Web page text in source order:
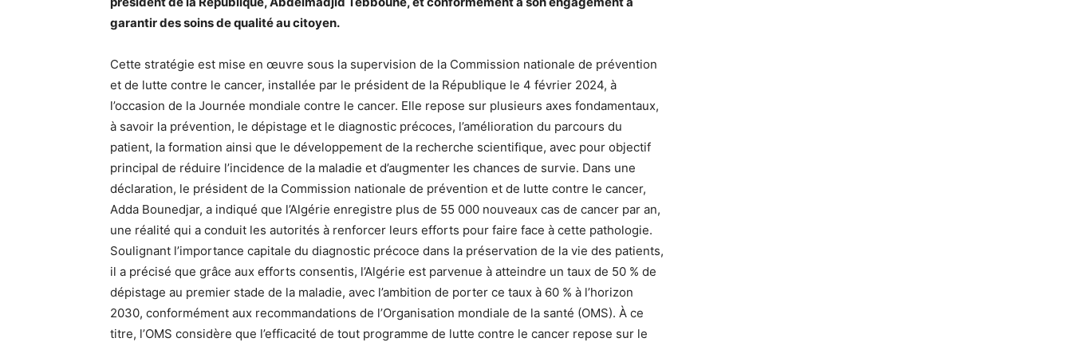
garantir des soins de qualité au citoyen.
Cette stratégie est mise en œuvre sous la supervision de la Commission nationale de prévention
et de lutte contre le cancer, installée par le président de la République le 4 février 2024, à
l’occasion de la Journée mondiale contre le cancer. Elle repose sur plusieurs axes fondamentaux,
à savoir la prévention, le dépistage et le diagnostic précoces, l’amélioration du parcours du
patient, la formation ainsi que le développement de la recherche scientifique, avec pour objectif
principal de réduire l’incidence de la maladie et d’augmenter les chances de survie. Dans une
déclaration, le président de la Commission nationale de prévention et de lutte contre le cancer,
Adda Bounedjar, a indiqué que l’Algérie enregistre plus de 55 000 nouveaux cas de cancer par an,
une réalité qui a conduit les autorités à renforcer leurs efforts pour faire face à cette pathologie.
Soulignant l’importance capitale du diagnostic précoce dans la préservation de la vie des patients,
il a précisé que grâce aux efforts consentis, l’Algérie est parvenue à atteindre un taux de 50 % de
dépistage au premier stade de la maladie, avec l’ambition de porter ce taux à 60 % à l’horizon
2030, conformément aux recommandations de l’Organisation mondiale de la santé (OMS). À ce
titre, l’OMS considère que l’efficacité de tout programme de lutte contre le cancer repose sur le